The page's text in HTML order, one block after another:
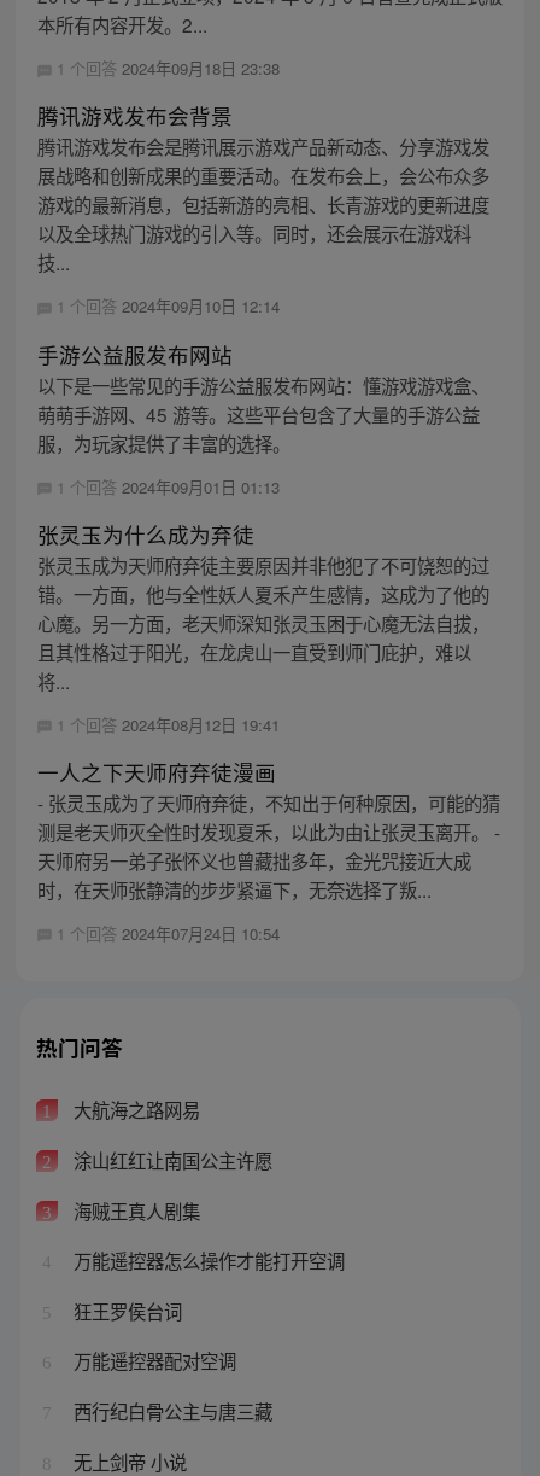
本所有内容开发。2...
1 个回答 2024年09月18日 23:38
腾讯游戏发布会背景
腾讯游戏发布会是腾讯展示游戏产品新动态、分享游戏发
展战略和创新成果的重要活动。在发布会上，会公布众多
游戏的最新消息，包括新游的亮相、长青游戏的更新进度
以及全球热门游戏的引入等。同时，还会展示在游戏科
技...
1 个回答 2024年09月10日 12:14
手游公益服发布网站
以下是一些常见的手游公益服发布网站：懂游戏游戏盒、
萌萌手游网、45 游等。这些平台包含了大量的手游公益
服，为玩家提供了丰富的选择。
1 个回答 2024年09月01日 01:13
张灵玉为什么成为弃徒
张灵玉成为天师府弃徒主要原因并非他犯了不可饶恕的过
错。一方面，他与全性妖人夏禾产生感情，这成为了他的
心魔。另一方面，老天师深知张灵玉困于心魔无法自拔，
且其性格过于阳光，在龙虎山一直受到师门庇护，难以
将...
1 个回答 2024年08月12日 19:41
一人之下天师府弃徒漫画
- 张灵玉成为了天师府弃徒，不知出于何种原因，可能的猜
测是老天师灭全性时发现夏禾，以此为由让张灵玉离开。 -
天师府另一弟子张怀义也曾藏拙多年，金光咒接近大成
时，在天师张静清的步步紧逼下，无奈选择了叛...
1 个回答 2024年07月24日 10:54
热门问答
1 大航海之路网易
2 涂山红红让南国公主许愿
3 海贼王真人剧集
4 万能遥控器怎么操作才能打开空调
5 狂王罗侯台词
6 万能遥控器配对空调
7 西行纪白骨公主与唐三藏
8 无上剑帝 小说